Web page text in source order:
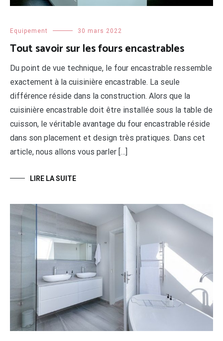
Equipement 30 mars 2022
Tout savoir sur les fours encastrables
Du point de vue technique, le four encastrable ressemble
exactement à la cuisinière encastrable. La seule
différence réside dans la construction. Alors que la
cuisinière encastrable doit être installée sous la table de
cuisson, le véritable avantage du four encastrable réside
dans son placement et design très pratiques. Dans cet
article, nous allons vous parler […]
LIRE LA SUITE